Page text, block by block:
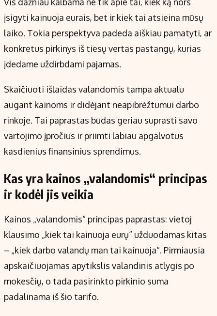
Kontaktai
Regionų naujienos
Indėlių palūkanos
įsigyti kainuoja eurais, bet ir kiek tai atsieina mūsų
laiko. Tokia perspektyva padeda aiškiau pamatyti, ar
konkretus pirkinys iš tiesų vertas pastangų, kurias
įdedame uždirbdami pajamas.
Skaičiuoti išlaidas valandomis tampa aktualu
augant kainoms ir didėjant neapibrėžtumui darbo
rinkoje. Tai paprastas būdas geriau suprasti savo
vartojimo įpročius ir priimti labiau apgalvotus
kasdienius finansinius sprendimus.
Kas yra kainos „valandomis“ principas
ir kodėl jis veikia
Kainos „valandomis“ principas paprastas: vietoj
klausimo „kiek tai kainuoja eurų“ užduodamas kitas
– „kiek darbo valandų man tai kainuoja“. Pirmiausia
apskaičiuojamas apytikslis valandinis atlygis po
mokesčių, o tada pasirinkto pirkinio suma
padalinama iš šio tarifo.